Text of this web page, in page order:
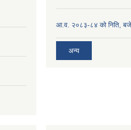
आ.व. २०८३-८४ को निति,
अन्य